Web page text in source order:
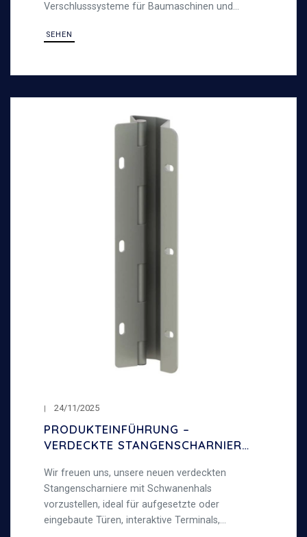
Verschlusssysteme für Baumaschinen und
SEHEN
24/11/2025
PRODUKTEINFÜHRUNG –
VERDECKTE STANGENSCHARNIERE
ÖFFNUNGSWINKEL
Wir freuen uns, unsere neuen verdeckten
Stangenscharniere mit Schwanenhals
vorzustellen, ideal für aufgesetzte oder
eingebaute Türen, interaktive Terminals,